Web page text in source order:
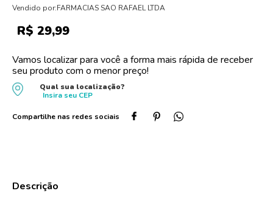
Vendido por:FARMACIAS SAO RAFAEL LTDA
R$ 29,99
Vamos localizar para você a forma mais rápida de receber
seu produto com o menor preço!
Qual sua localização?
Insira seu CEP
5º tintura cabelo
6º elseve
fralda pampers
8º proge
dove
10ºesmalte